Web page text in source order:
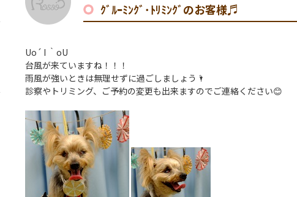
はじめて犬を飼う方へ
はじめて猫を飼う方へ
ｸﾞﾙｰﾐﾝｸﾞ･ﾄﾘﾐﾝｸﾞのお客様♬
Uo´ I ｀oU
台風が来ていますね！！！
雨風が強いときは無理せずに過ごしましょう🌂
診察やトリミング、ご予約の変更も出来ますのでご連絡ください😊